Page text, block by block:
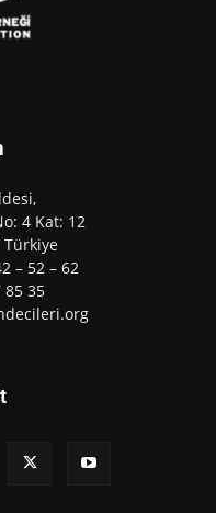
4 Kat: 12
– 52 – 62
85 35